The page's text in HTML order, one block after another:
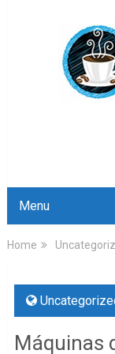
Menu
Home
Máquinas